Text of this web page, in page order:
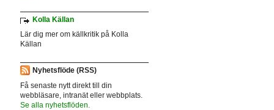
Kolla Källan
Lär dig mer om källkritik på Kolla
Källan
Nyhetsflöde (RSS)
Få senaste nytt direkt till din
webbläsare, intranät eller webbplats.
Se alla nyhetsflöden.